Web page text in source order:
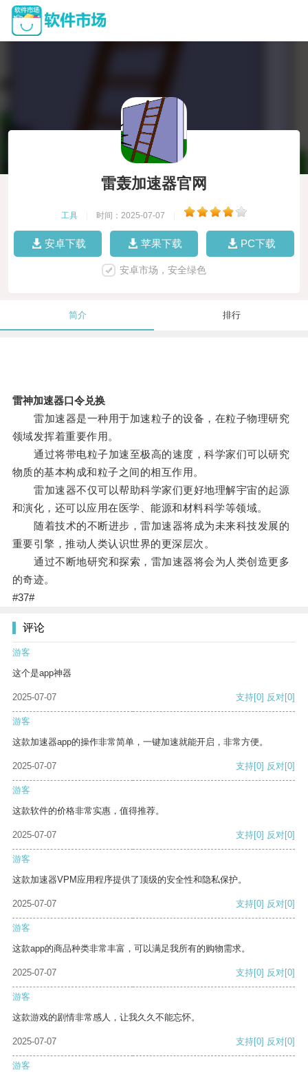
雷轰加速器官网
工具 时间：2025-07-07
安卓下载 苹果下载 PC下载
安卓市场，安全绿色
简介 排行
雷神加速器口令兑换
雷加速器是一种用于加速粒子的设备，在粒子物理研究
领域发挥着重要作用。
通过将带电粒子加速至极高的速度，科学家们可以研究
物质的基本构成和粒子之间的相互作用。
雷加速器不仅可以帮助科学家们更好地理解宇宙的起源
和演化，还可以应用在医学、能源和材料科学等领域。
随着技术的不断进步，雷加速器将成为未来科技发展的
重要引擎，推动人类认识世界的更深层次。
通过不断地研究和探索，雷加速器将会为人类创造更多
的奇迹。
#37#
评论
游客
这个是app神器
2025-07-07 支持[0] 反对[0]
游客
这款加速器app的操作非常简单，一键加速就能开启，非常方便。
2025-07-07 支持[0] 反对[0]
游客
这款软件的价格非常实惠，值得推荐。
2025-07-07 支持[0] 反对[0]
游客
这款加速器VPM应用程序提供了顶级的安全性和隐私保护。
2025-07-07 支持[0] 反对[0]
游客
这款app的商品种类非常丰富，可以满足我所有的购物需求。
2025-07-07 支持[0] 反对[0]
游客
这款游戏的剧情非常感人，让我久久不能忘怀。
2025-07-07 支持[0] 反对[0]
游客